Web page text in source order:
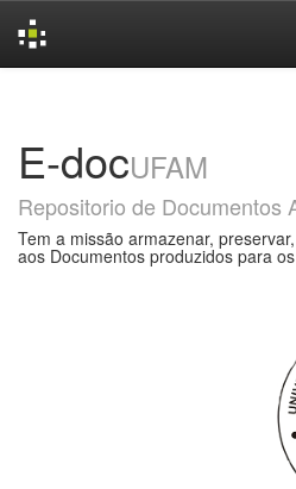
E-docUFAM
Repositorio de Documentos
Tem a missão armazenar,
aos Documentos produzidos para